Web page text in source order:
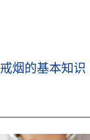
戒烟的基本知识